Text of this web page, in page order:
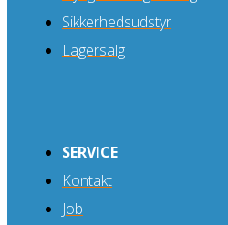
Sikkerhedsudstyr
Lagersalg
SERVICE
Kontakt
Job